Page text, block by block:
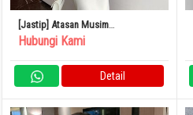
[Jastip] Atasan Musim
Semi/Musim Panas Siluet Ketat
Bahan Tipis
Hubungi Kami
Detail